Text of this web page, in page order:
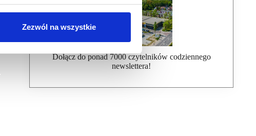
Zezwól na wszystkie
Dołącz do ponad 7000 czytelników codziennego
newslettera!